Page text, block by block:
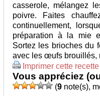
casserole, mélangez
poivre. Faites
continuellement,
préparation à la mie
Sortez les brioches du
avec les œufs brouillés,
Imprimer cette recette
Vous appréciez
(9 note(s),